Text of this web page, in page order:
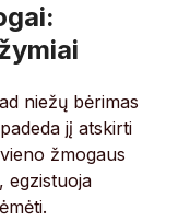
niežų bėrimas
jį atskirti
žmogaus
egzistuoja